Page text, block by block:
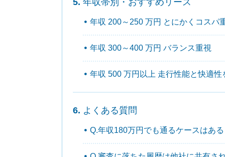
年収 200～250 万円 とにかくコスパ
年収 300～400 万円 バランス重視
年収 500 万円以上 走行性能と快適性
よくある質問
Q.年収180万円でも通るケースはある